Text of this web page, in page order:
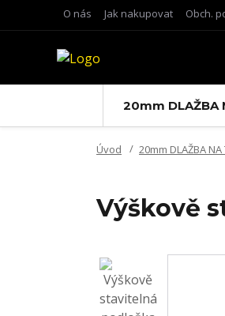
O nás Jak nakupovat Obch.
20mm DLAŽBA
Úvod 20mm DLAŽBA NA
Výškově